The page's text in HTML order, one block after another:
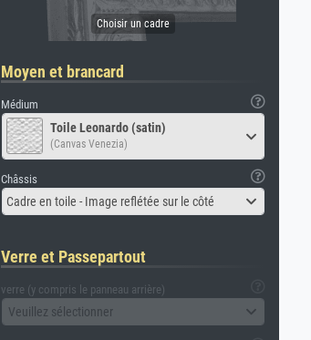
Moyen et brancard
Médium
Toile Leonardo (satin)
(Canvas Venezia)
Châssis
Cadre en toile - Image reflétée sur le côté
Verre et Passepartout
verre (y compris le panneau arrière)
Veuillez sélectionner